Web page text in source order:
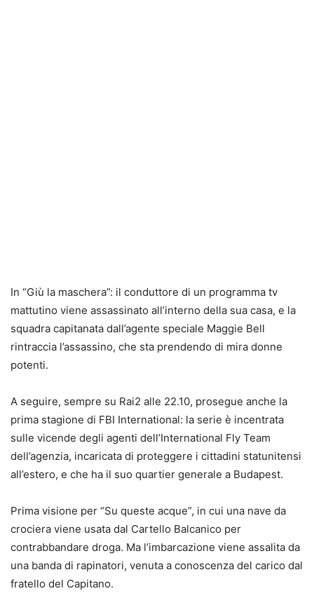
In “Giù la maschera”: il conduttore di un programma tv
mattutino viene assassinato all’interno della sua casa, e la
squadra capitanata dall’agente speciale Maggie Bell
rintraccia l’assassino, che sta prendendo di mira donne
potenti.
A seguire, sempre su Rai2 alle 22.10, prosegue anche la
prima stagione di FBI International: la serie è incentrata
sulle vicende degli agenti dell’International Fly Team
dell’agenzia, incaricata di proteggere i cittadini statunitensi
all’estero, e che ha il suo quartier generale a Budapest.
Prima visione per “Su queste acque”, in cui una nave da
crociera viene usata dal Cartello Balcanico per
contrabbandare droga. Ma l’imbarcazione viene assalita da
una banda di rapinatori, venuta a conoscenza del carico dal
fratello del Capitano.